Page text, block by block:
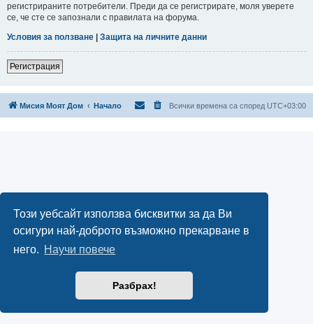
Този уебсайт използва бисквитки за да Ви
осигури най-доброто възможно прекарване в
него. Научи повече
Разбрах!
регистрираните потребители. Преди да се регистрирате, моля уверете
се, че сте се запознали с правилата на форума.
Условия за ползване | Защита на личните данни
Регистрация
Мисия Моят Дом Начало Всички времена са според UTC+03:00